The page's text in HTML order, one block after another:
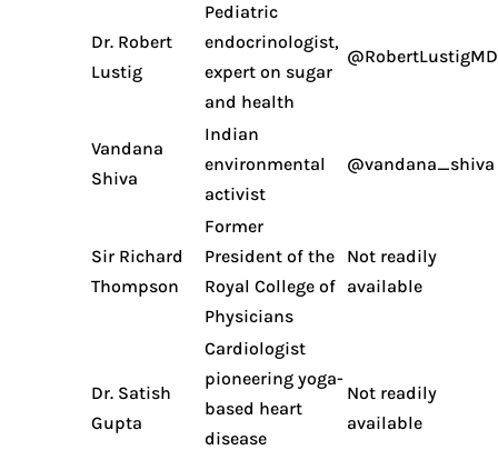
Dr. Robert
Lustig
Pediatric
endocrinologist,
expert on sugar
and health
@RobertLustigMD
Vandana
Shiva
Indian
environmental
activist
@vandana_shiva
Sir Richard
Thompson
Former
President of the
Royal College of
Physicians
Not readily
available
Dr. Satish
Gupta
Cardiologist
pioneering yoga-
based heart
disease
Not readily
available